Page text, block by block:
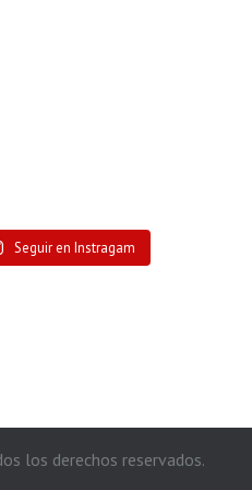
Seguir en Instragam
los derechos reservados.